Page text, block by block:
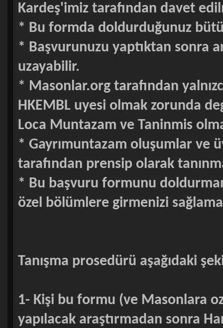
Kardeş'imiz tarafından davet
* Bu formda doldurduğunuz
* Başvurunuzu yaptıktan sonra
uzayabilir.
* Masonlar.org tarafından
HKEMBL uyesi olmak zorunda
Loca Muntazam ve Taninmis
* Gayrımuntazam oluşumlar ve
tarafından prensip olarak
* Bu başvuru formunu
özel bölümlere girmenizi
Tanışma prosedürü aşağıdaki
1- Kişi bu formu (ve Masonlara
yapılacak araştırmadan sonra